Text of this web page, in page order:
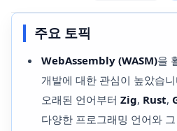
주요 토픽
WebAssembly (WASM)을
개발에 대한 관심이 높았습
오래된 언어부터 Zig, Rust,
다양한 프로그래밍 언어와